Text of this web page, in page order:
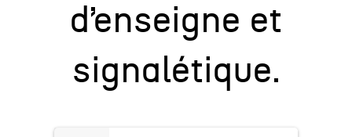
d’enseigne et
signalétique.